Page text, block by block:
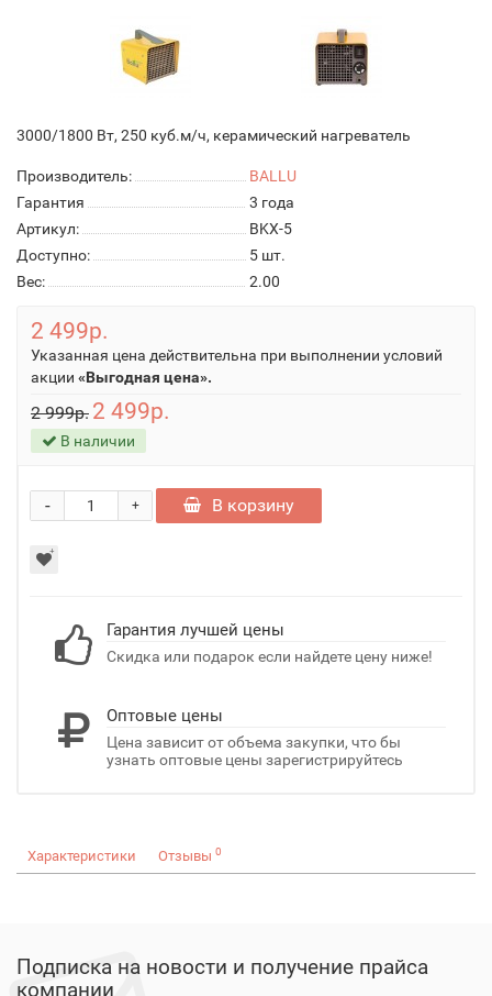
3000/1800 Вт, 250 куб.м/ч, керамический нагреватель
Производитель:
BALLU
Гарантия
3 года
Артикул:
BKX-5
Доступно:
5 шт.
Вес:
2.00
2 499р.
Указанная цена действительна при выполнении условий
акции «Выгодная цена».
2 999р. 2 499р.
В наличии
+
- В корзину
Гарантия лучшей цены
Скидка или подарок если найдете цену ниже!
Оптовые цены
Цена зависит от объема закупки, что бы
узнать оптовые цены зарегистрируйтесь
Характеристики Отзывы 0
Подписка на новости и получение прайса
компании